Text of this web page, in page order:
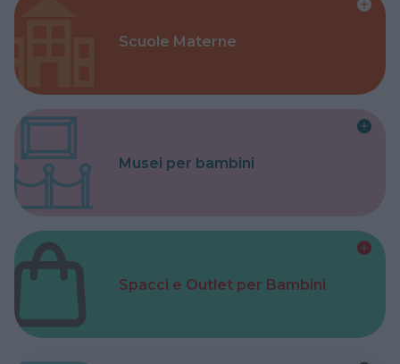
Scuole Materne
Musei per bambini
Spacci e Outlet per Bambini